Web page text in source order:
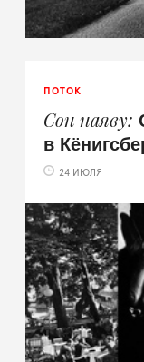
ПОТОК
Сон наяву
в
24 ИЮЛЯ